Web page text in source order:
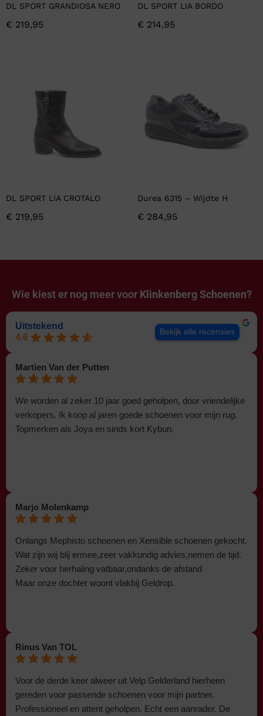
DL SPORT GRANDIOSA NERO
€ 219,95
DL SPORT LIA BORDO
€ 214,95
DL SPORT LIA CROTALO
€ 219,95
Durea 6315 – Wijdte H
€ 284,95
Wie kiest er nog meer voor Klinkenberg Schoenen?
Uitstekend
4.6
Bekijk alle recensies
Martien Van der Putten
We worden al zeker 10 jaar goed geholpen, door vriendelijke
verkopers. Ik koop al jaren goede schoenen voor mijn rug.
Topmerken als Joya en sinds kort Kybun.
Marjo Molenkamp
Onlangs Mephisto schoenen en Xensible schoenen gekocht.
Wat zijn wij blij ermee,zeer vakkundig advies,nemen de tijd.
Zeker voor herhaling vatbaar,ondanks de afstand
Maar onze dochter woont vlakbij Geldrop.
Rinus Van TOL
Voor de derde keer alweer uit Velp Gelderland hierheen
gereden voor passende schoenen voor mijn partner.
Professioneel en attent geholpen. Echt een aanrader. De